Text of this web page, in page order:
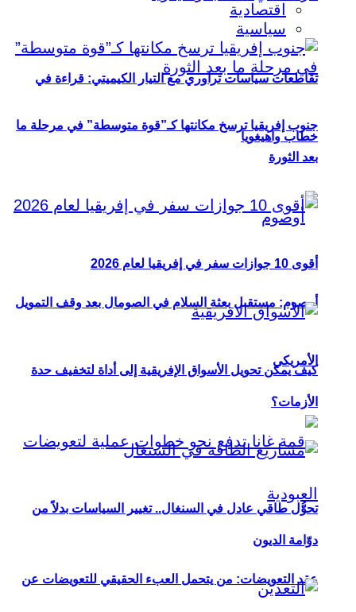
تقاطعات سياسات تراوري مع التيار الكيميتي: قراءة في
خطاب واهيغويا
أوصوم: مستقبل بعثة السلام في الصومال بعد وقف التمويل
الأمريكي
عقد التعويضات: من يتحمل العبء الحقيقي للتعويضات عن
اقتصادية
سياسية
جنوب إفريقيا ترسخ مكانتها كـ”قوة متوسطة” في مرحلة ما
بعد الثورة
أقوى 10 جوازات سفر في إفريقيا لعام 2026
كيف يمكن تحويل الأسواق الإفريقية إلى أداة لتخفيف حدة
الأزمات؟
تحوُّل طاقي عادل في السنغال.. تغيير السياسات بدلاً من
دوّامة الديون